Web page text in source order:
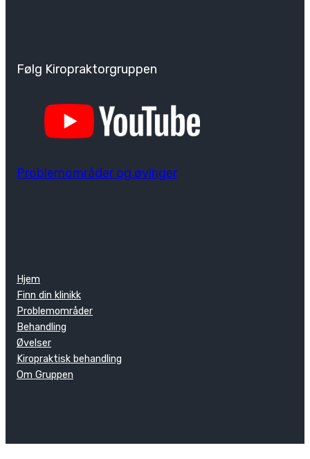
Følg Kiropraktorgruppen
Problemområder og øvinger
Hjem
Finn din klinikk
Problemområder
Behandling
Øvelser
Kiropraktisk behandling
Om Gruppen